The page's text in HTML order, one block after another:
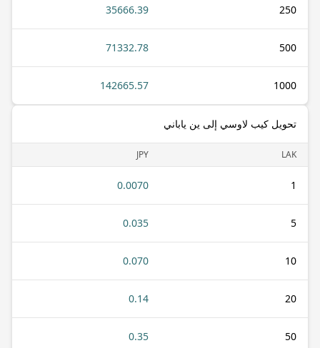
250
35666.39
500
71332.78
1000
142665.57
تحويل كيب لاوسي إلى ين ياباني
LAK
JPY
1
0.0070
5
0.035
10
0.070
20
0.14
50
0.35